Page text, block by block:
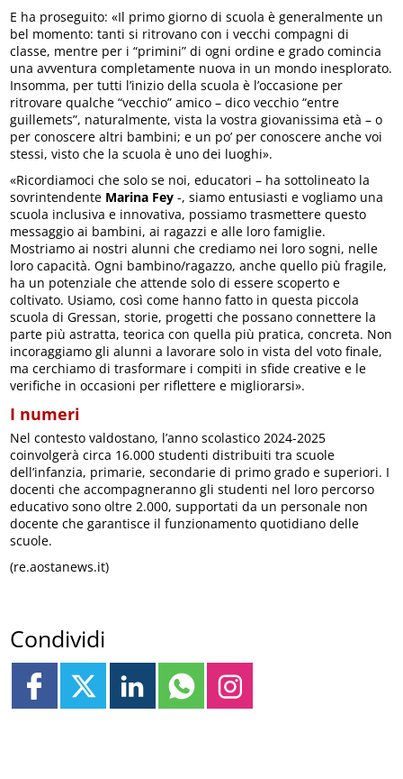
E ha proseguito: «Il primo giorno di scuola è generalmente un
bel momento: tanti si ritrovano con i vecchi compagni di
classe, mentre per i “primini” di ogni ordine e grado comincia
una avventura completamente nuova in un mondo inesplorato.
Insomma, per tutti l’inizio della scuola è l’occasione per
ritrovare qualche “vecchio” amico – dico vecchio “entre
guillemets”, naturalmente, vista la vostra giovanissima età – o
per conoscere altri bambini; e un po’ per conoscere anche voi
stessi, visto che la scuola è uno dei luoghi».
«Ricordiamoci che solo se noi, educatori – ha sottolineato la
sovrintendente Marina Fey -, siamo entusiasti e vogliamo una
scuola inclusiva e innovativa, possiamo trasmettere questo
messaggio ai bambini, ai ragazzi e alle loro famiglie.
Mostriamo ai nostri alunni che crediamo nei loro sogni, nelle
loro capacità. Ogni bambino/ragazzo, anche quello più fragile,
ha un potenziale che attende solo di essere scoperto e
coltivato. Usiamo, così come hanno fatto in questa piccola
scuola di Gressan, storie, progetti che possano connettere la
parte più astratta, teorica con quella più pratica, concreta. Non
incoraggiamo gli alunni a lavorare solo in vista del voto finale,
ma cerchiamo di trasformare i compiti in sfide creative e le
verifiche in occasioni per riflettere e migliorarsi».
I numeri
Nel contesto valdostano, l’anno scolastico 2024-2025
coinvolgerà circa 16.000 studenti distribuiti tra scuole
dell’infanzia, primarie, secondarie di primo grado e superiori. I
docenti che accompagneranno gli studenti nel loro percorso
educativo sono oltre 2.000, supportati da un personale non
docente che garantisce il funzionamento quotidiano delle
scuole.
(re.aostanews.it)
Condividi